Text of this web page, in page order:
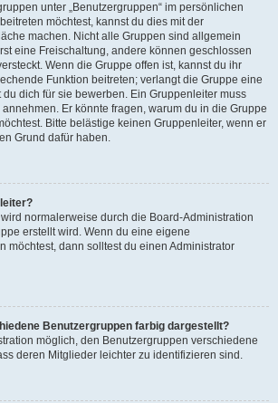
unter „Benutzergruppen“ im persönlichen
möchtest, kannst du dies mit der
machen. Nicht alle Gruppen sind allgemein
eine Freischaltung, andere können geschlossen
Wenn die Gruppe offen ist, kannst du ihr
Funktion beitreten; verlangt die Gruppe eine
du dich für sie bewerben. Ein Gruppenleiter muss
Er könnte fragen, warum du in die Gruppe
Bitte belästige keinen Gruppenleiter, wenn er
Grund dafür haben.
normalerweise durch die Board-Administration
erstellt wird. Wenn du eine eigene
möchtest, dann solltest du einen Administrator
Benutzergruppen farbig dargestellt?
möglich, den Benutzergruppen verschiedene
deren Mitglieder leichter zu identifizieren sind.